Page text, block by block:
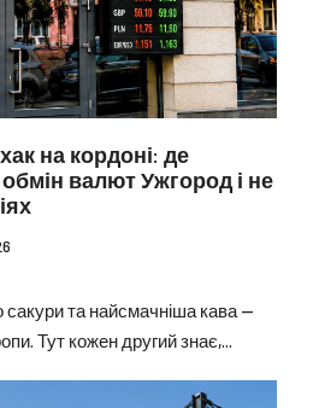
на кордоні: де
валют Ужгород і не
та найсмачніша кава —
Тут кожен другий знає,...